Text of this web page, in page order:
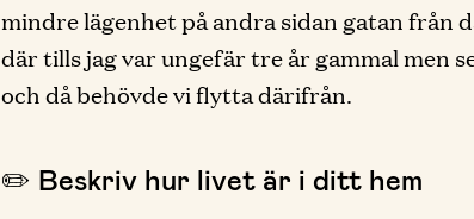
mindre lägenhet på andra sidan gatan från
där tills jag var ungefär tre år gammal men
och då behövde vi flytta därifrån.
✏️ Beskriv hur livet är i ditt hem